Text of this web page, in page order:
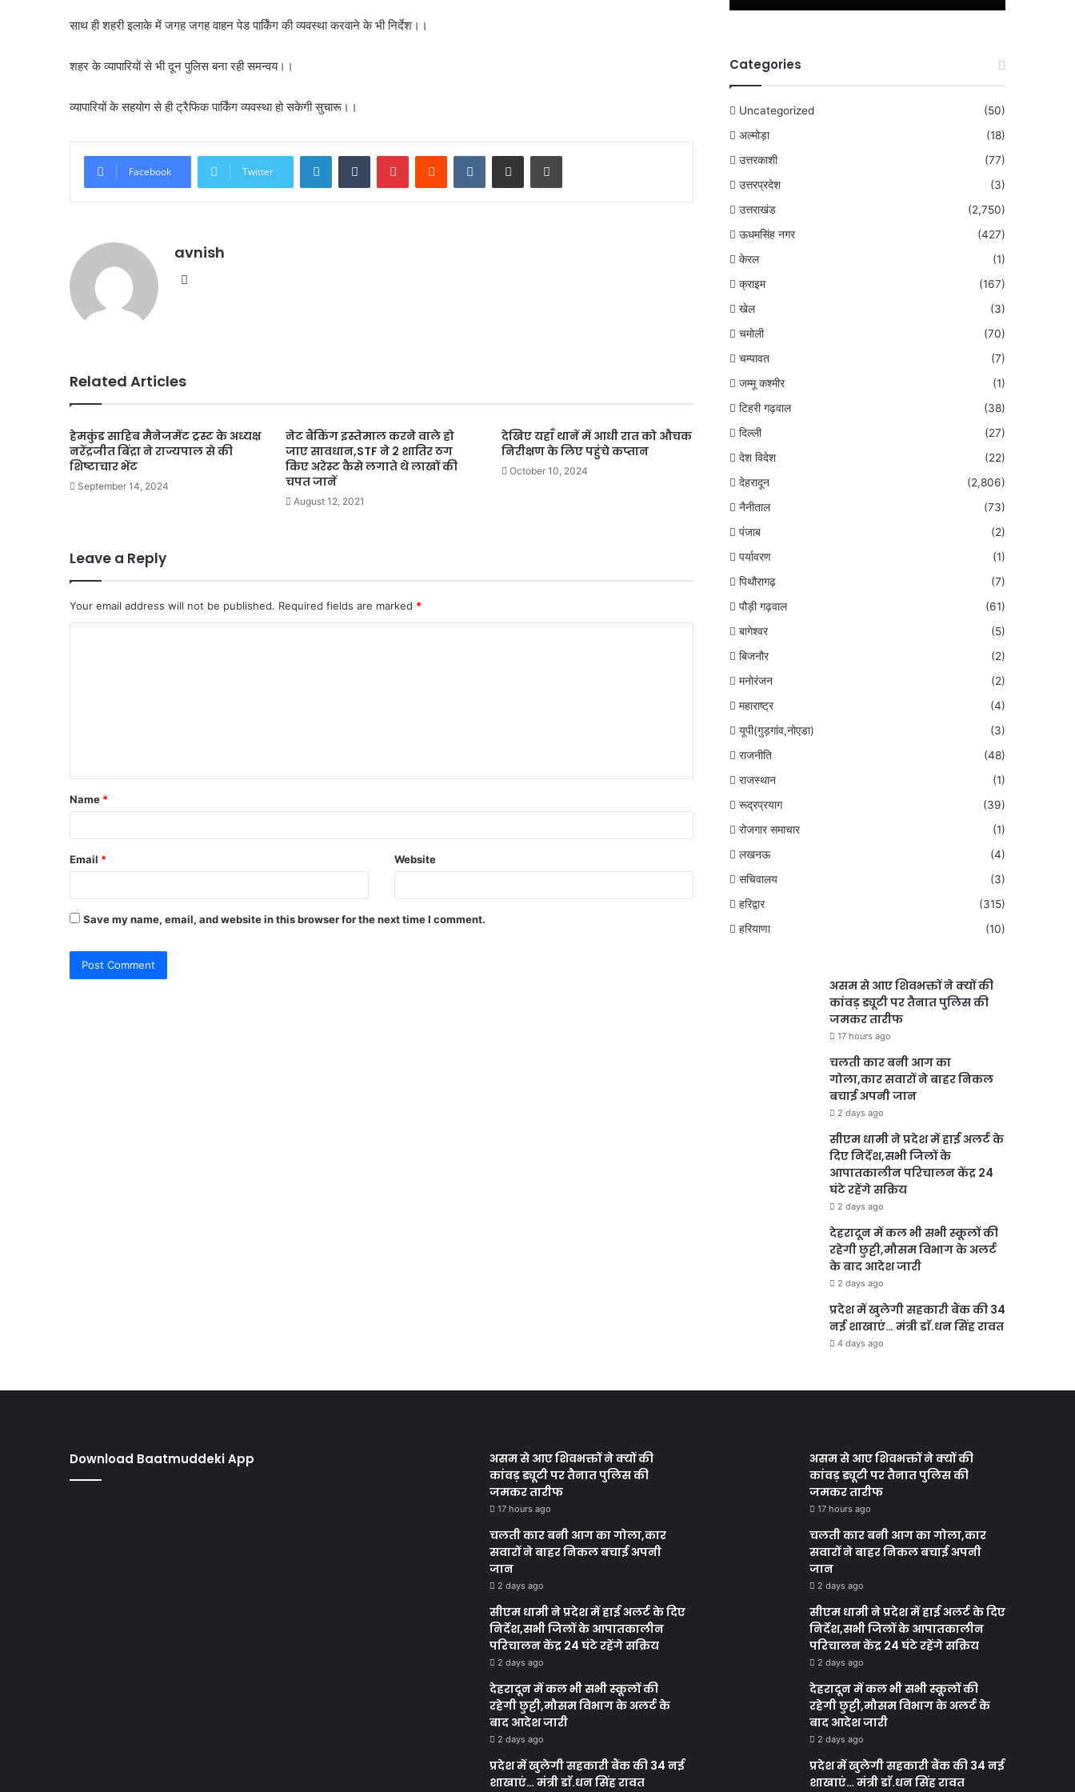
साथ ही शहरी इलाके में जगह जगह वाहन पेड पार्किंग की व्यवस्था करवाने के भी निर्देश।।
शहर के व्यापारियों से भी दून पुलिस बना रही समन्वय।।
व्यापारियों के सहयोग से ही ट्रैफिक पार्किंग व्यवस्था हो सकेगी सुचारू।।
Facebook Twitter
LinkedInTumblr PinterestReddit VKontakteShare via Email Print
avnish
Related Articles
हेमकुंड साहिब मैनेजमेंट ट्रस्ट के अध्यक्ष
नरेंद्रजीत बिंद्रा ने राज्यपाल से की
शिष्टाचार भेंट
September 14, 2024
नेट बैंकिंग इस्तेमाल करने वाले हो
जाए सावधान,STF ने 2 शातिर ठग
किए अरेस्ट कैसे लगाते थे लाखों की
चपत जानें
August 12, 2021
देखिए यहाँ थानें में आधी रात को औचक
निरीक्षण के लिए पहुंचे कप्तान
October 10, 2024
Leave a Reply
Your email address will not be published. Required fields are marked *
t
*
Name *
Email * Website
Save my name, email, and website in this browser for the next time I comment.
Categories
Uncategorized
(50)
अल्मोड़ा
(18)
उत्तरकाशी
(77)
उत्तरप्रदेश
(3)
उत्तराखंड
(2,750)
ऊधमसिंह नगर
(427)
केरल
(1)
क्राइम
(167)
खेल
(3)
चमोली
(70)
चम्पावत
(7)
जम्मू कश्मीर
(1)
टिहरी गढ़वाल
(38)
दिल्ली
(27)
देश विदेश
(22)
देहरादून
(2,806)
नैनीताल
(73)
पंजाब
(2)
पर्यावरण
(1)
पिथौरागढ़
(7)
पौड़ी गढ़वाल
(61)
बागेश्वर
(5)
बिजनौर
(2)
मनोरंजन
(2)
महाराष्ट्र
(4)
यूपी(गुड़गांव,नोएडा)
(3)
राजनीति
(48)
राजस्थान
(1)
रूद्रप्रयाग
(39)
रोजगार समाचार
(1)
लखनऊ
(4)
सचिवालय
(3)
हरिद्वार
(315)
हरियाणा
(10)
असम से आए शिवभक्तों ने क्यों की
कांवड़ ड्यूटी पर तैनात पुलिस की
जमकर तारीफ
17 hours ago
चलती कार बनी आग का
गोला,कार सवारों ने बाहर निकल
बचाई अपनी जान
2 days ago
सीएम धामी ने प्रदेश में हाई अलर्ट के
दिए निर्देश,सभी जिलों के
आपातकालीन परिचालन केंद्र 24
घंटे रहेंगे सक्रिय
2 days ago
देहरादून में कल भी सभी स्कूलों की
रहेगी छुट्टी,मौसम विभाग के अलर्ट
के बाद आदेश जारी
2 days ago
प्रदेश में खुलेगी सहकारी बैंक की 34
नई शाखाएं… मंत्री डाॅ.धन सिंह रावत
4 days ago
Download Baatmuddeki App
असम से आए शिवभक्तों ने क्यों की
कांवड़ ड्यूटी पर तैनात पुलिस की
जमकर तारीफ
17 hours ago
चलती कार बनी आग का गोला,कार
सवारों ने बाहर निकल बचाई अपनी
जान
2 days ago
सीएम धामी ने प्रदेश में हाई अलर्ट के दिए
निर्देश,सभी जिलों के आपातकालीन
परिचालन केंद्र 24 घंटे रहेंगे सक्रिय
2 days ago
देहरादून में कल भी सभी स्कूलों की
रहेगी छुट्टी,मौसम विभाग के अलर्ट के
बाद आदेश जारी
2 days ago
प्रदेश में खुलेगी सहकारी बैंक की 34 नई
शाखाएं… मंत्री डाॅ.धन सिंह रावत
असम से आए शिवभक्तों ने क्यों की
कांवड़ ड्यूटी पर तैनात पुलिस की
जमकर तारीफ
17 hours ago
चलती कार बनी आग का गोला,कार
सवारों ने बाहर निकल बचाई अपनी
जान
2 days ago
सीएम धामी ने प्रदेश में हाई अलर्ट के दिए
निर्देश,सभी जिलों के आपातकालीन
परिचालन केंद्र 24 घंटे रहेंगे सक्रिय
2 days ago
देहरादून में कल भी सभी स्कूलों की
रहेगी छुट्टी,मौसम विभाग के अलर्ट के
बाद आदेश जारी
2 days ago
प्रदेश में खुलेगी सहकारी बैंक की 34 नई
शाखाएं… मंत्री डाॅ.धन सिंह रावत